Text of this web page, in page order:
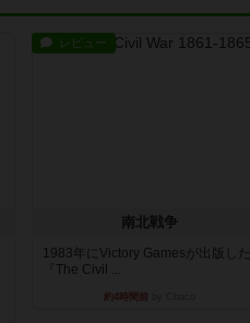
レビュー
南北戦争
1983年にVictory Gamesが出版した
『The Civil ...
約4時間前